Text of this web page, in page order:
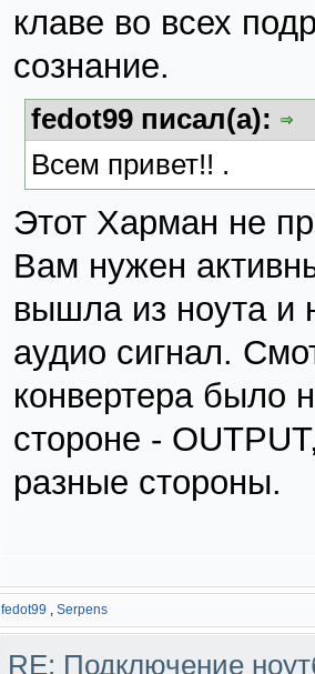
клаве во всех
сознание.
fedot99 писал(а):
Всем привет!! .
Этот Харман не
Вам нужен
вышла из ноута и
аудио сигнал.
конвертера было
стороне -
разные стороны.
fedot99 , Serpens
RE: Подключение